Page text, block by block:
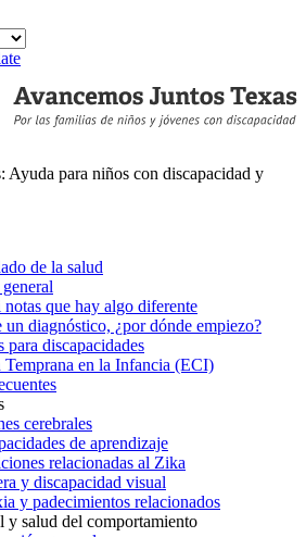
Ayuda para niños con discapacidad y
de la salud
notas que hay algo diferente
diagnóstico, ¿por dónde empiezo?
para discapacidades
en la Infancia (ECI)
cerebrales
de aprendizaje
relacionadas al Zika
y discapacidad visual
y padecimientos relacionados
y salud del comportamiento